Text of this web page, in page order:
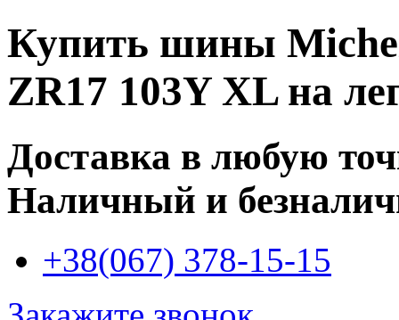
Купить шины
ZR17 103Y XLна
Доставка в любую
Наличный и
+38(067) 378-15-15